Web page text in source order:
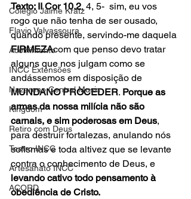
Colégio Jaime Kratz
Flavio Valvassoura
Acolhimento
INCC Extensões
Nazareno Central Music
Kingdom
Retiro com Deus
Teatro INCC
Artesanato INCC
ACORD
Texto: II Cor 10.2, 4, 5-  sim, eu vos
rogo que não tenha de ser ousado,
quando presente, servindo-me daquela
FIRMEZAcom que penso devo tratar
alguns que nos julgam como se
andássemos em disposição de
MUNDANO PROCEDER. Porque as
armas da nossa milícia não são
carnais, e sim poderosas em Deus,
para destruir fortalezas, anulando nós
sofismas e toda altivez que se levante
contra o conhecimento de Deus, e
levando cativo todo pensamento à
obediência de Cristo.